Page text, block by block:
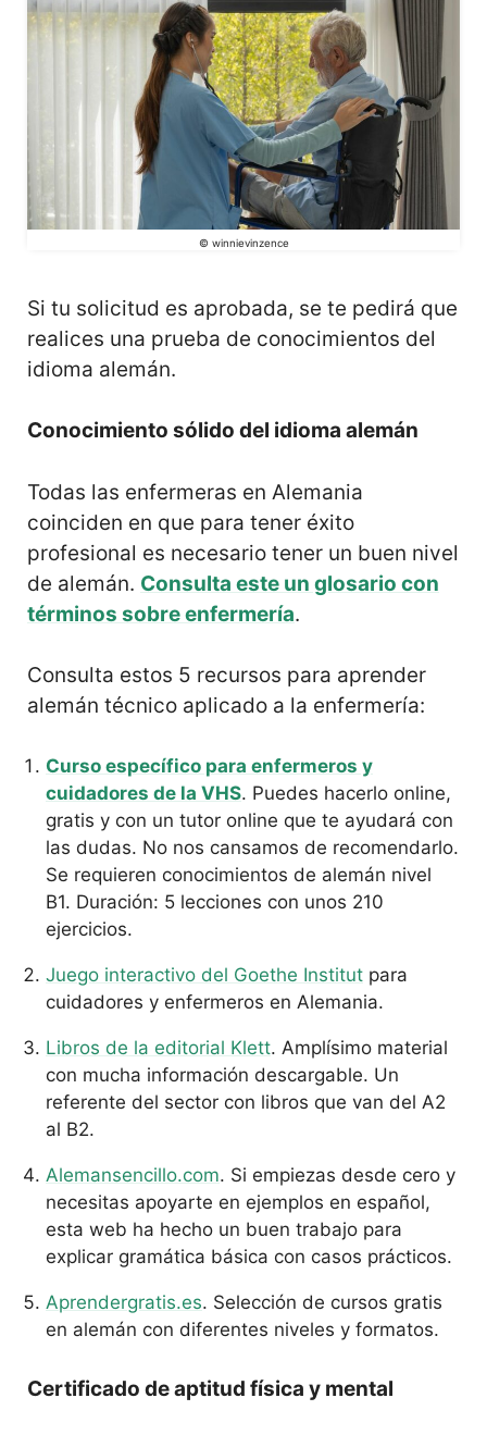
© winnievinzence
Si tu solicitud es aprobada, se te pedirá que
realices una prueba de conocimientos del
idioma alemán.
Conocimiento sólido del idioma alemán
Todas las enfermeras en Alemania
coinciden en que para tener éxito
profesional es necesario tener un buen nivel
de alemán. Consulta este un glosario con
términos sobre enfermería.
Consulta estos 5 recursos para aprender
alemán técnico aplicado a la enfermería:
Curso específico para enfermeros y
cuidadores de la VHS. Puedes hacerlo online,
gratis y con un tutor online que te ayudará con
las dudas. No nos cansamos de recomendarlo.
Se requieren conocimientos de alemán nivel
B1. Duración: 5 lecciones con unos 210
ejercicios.
Juego interactivo del Goethe Institut para
cuidadores y enfermeros en Alemania.
Libros de la editorial Klett. Amplísimo material
con mucha información descargable. Un
referente del sector con libros que van del A2
al B2.
Alemansencillo.com. Si empiezas desde cero y
necesitas apoyarte en ejemplos en español,
esta web ha hecho un buen trabajo para
explicar gramática básica con casos prácticos.
Aprendergratis.es. Selección de cursos gratis
en alemán con diferentes niveles y formatos.
Certificado de aptitud física y mental